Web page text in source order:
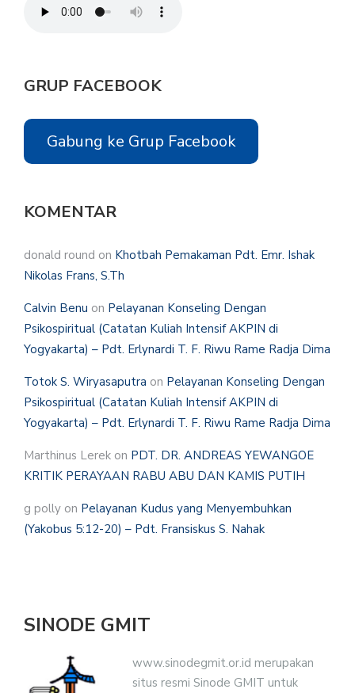
GRUP FACEBOOK
Gabung ke Grup Facebook
KOMENTAR
donald round on Khotbah Pemakaman Pdt. Emr. Ishak
Nikolas Frans, S.Th
Calvin Benu on Pelayanan Konseling Dengan
Psikospiritual (Catatan Kuliah Intensif AKPIN di
Yogyakarta) – Pdt. Erlynardi T. F. Riwu Rame Radja Dima
Totok S. Wiryasaputra on Pelayanan Konseling Dengan
Psikospiritual (Catatan Kuliah Intensif AKPIN di
Yogyakarta) – Pdt. Erlynardi T. F. Riwu Rame Radja Dima
Marthinus Lerek on PDT. DR. ANDREAS YEWANGOE
KRITIK PERAYAAN RABU ABU DAN KAMIS PUTIH
g polly on Pelayanan Kudus yang Menyembuhkan
(Yakobus 5:12-20) – Pdt. Fransiskus S. Nahak
SINODE GMIT
www.sinodegmit.or.id merupakan
situs resmi Sinode GMIT untuk